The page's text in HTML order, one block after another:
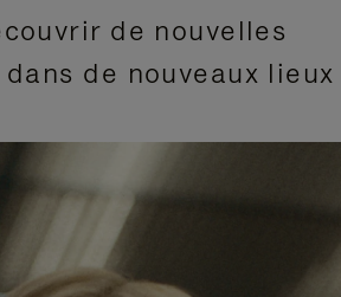
de nouvelles
de nouveaux lieux